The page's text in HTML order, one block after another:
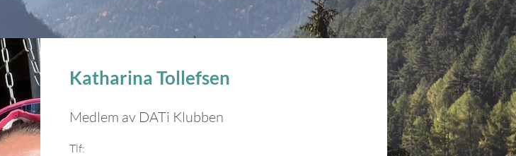
Katharina Tollefsen
Medlem av DATi Klubben
Tlf: